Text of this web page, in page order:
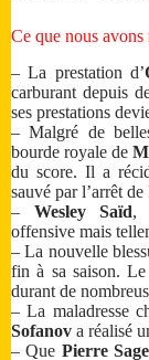
Ce que nous avons
– La prestation d’
carburant depuis
ses prestations
– Malgré de
bourde royale de
du score. Il a
sauvé par l’arrêt
– Wesley Saïd,
offensive mais
– La nouvelle
fin à sa saison.
durant de
– La maladresse
Sofanov a réalisé
– Que Pierre Sage